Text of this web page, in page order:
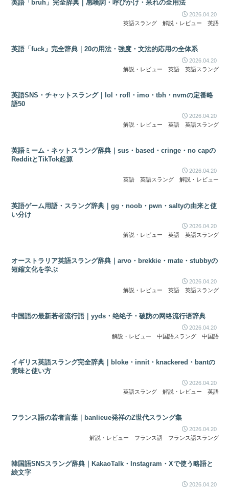
英語「bruh」完全辞典｜感嘆詞・呼びかけ・呆れの全用法
2026.04.20
英語スラング
解説・レビュー 英語
英語「fuck」完全辞典｜20の用法・強度・文法的応用の全体系
2026.04.20
解説・レビュー
英語 英語スラング
英語SNS・チャットスラング｜lol・rofl・imo・tbh・nvmの定番略
語50
2026.04.20
解説・レビュー
英語 英語スラング
英語ミーム・ネットスラング辞典｜sus・based・cringe・no capの
RedditとTikTok起源
2026.04.20
英語
英語スラング 解説・レビュー
英語ゲーム用語・スラング辞典｜gg・noob・pwn・saltyの由来と使
い分け
2026.04.20
解説・レビュー
英語 英語スラング
オーストラリア英語スラング辞典｜arvo・brekkie・mate・stubbyの
短縮文化を学ぶ
2026.04.20
解説・レビュー
英語 英語スラング
中国語の最新若者流行語｜yyds・绝绝子・破防の网络流行语辞典
2026.04.20
解説・レビュー
中国語スラング 中国語
イギリス英語スラング完全辞典｜bloke・innit・knackered・bantの
意味と使い方
2026.04.20
英語スラング
解説・レビュー 英語
フランス語の若者言葉｜banlieue発祥のZ世代スラング集
2026.04.20
解説・レビュー
フランス語 フランス語スラング
韓国語SNSスラング辞典｜KakaoTalk・Instagram・Xで使う略語と
絵文字
2026.04.20